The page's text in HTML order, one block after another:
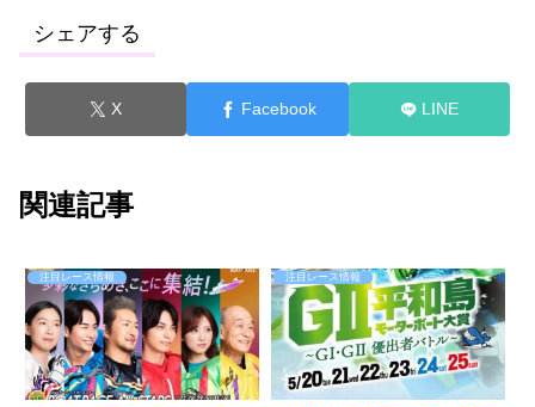
シェアする
X Facebook LINE
関連記事
注目レース情報 注目レース情報